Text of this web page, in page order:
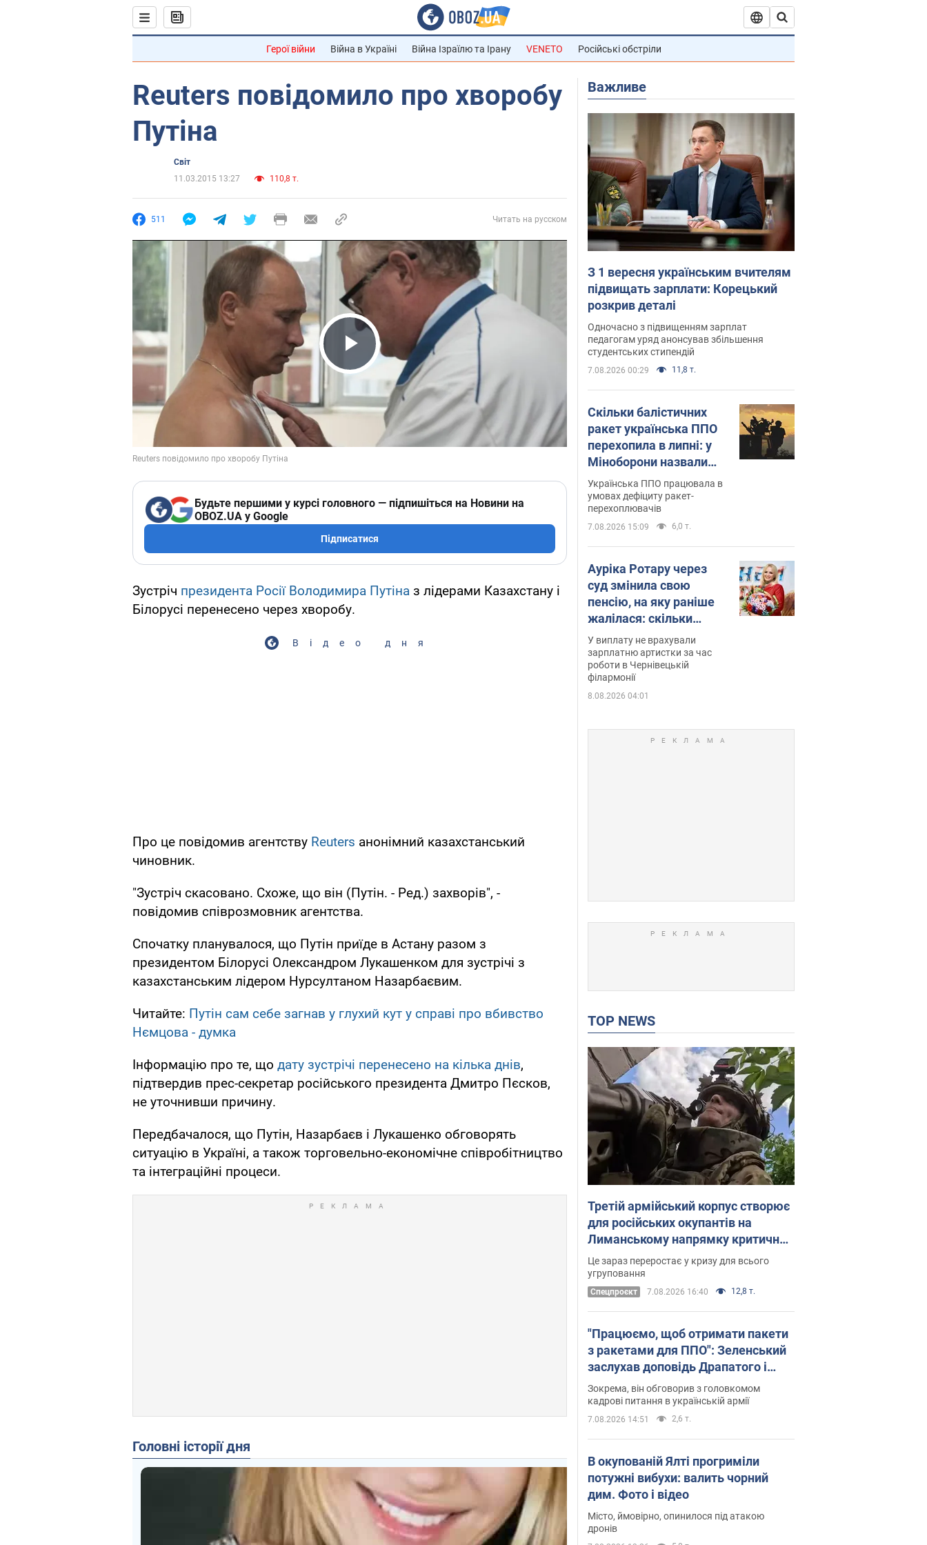
Герої війни Війна в Україні Війна Ізраїлю та Ірану VENETO Російські обстріли
Reuters повідомило про хворобу
Путіна
Світ
11.03.2015 13:27
110,8 т.
511 Читать на русском
Play Video
Будьте першими у курсі головного — підпишіться на Новини на
OBOZ.UA у Google
Підписатися
Зустріч президента Росії Володимира Путіна з лідерами Казахстану і
Білорусі перенесено через хворобу.
Відео дня
Про це повідомив агентству Reuters анонімний казахстанський
чиновник.
"Зустріч скасовано. Схоже, що він (Путін. - Ред.) захворів", -
повідомив співрозмовник агентства.
Спочатку планувалося, що Путін приїде в Астану разом з
президентом Білорусі Олександром Лукашенком для зустрічі з
казахстанським лідером Нурсултаном Назарбаєвим.
Читайте: Путін сам себе загнав у глухий кут у справі про вбивство
Нємцова - думка
Інформацію про те, що дату зустрічі перенесено на кілька днів,
підтвердив прес-секретар російського президента Дмитро Пєсков,
не уточнивши причину.
Передбачалося, що Путін, Назарбаєв і Лукашенко обговорять
ситуацію в Україні, а також торговельно-економічне співробітництво
та інтеграційні процеси.
Головні історії дня
Важливе
З 1 вересня українським вчителям
підвищать зарплати: Корецький
розкрив деталі
Одночасно з підвищенням зарплат
педагогам уряд анонсував збільшення
студентських стипендій
7.08.2026 00:29 11,8 т.
Скільки балістичних
ракет українська ППО
перехопила в липні: у
Міноборони назвали
цифру
Українська ППО працювала в
умовах дефіциту ракет-
перехоплювачів
7.08.2026 15:09 6,0 т.
Ауріка Ротару через
суд змінила свою
пенсію, на яку раніше
жалілася: скільки
отримувала співачка
У виплату не врахували
зарплатню артистки за час
роботи в Чернівецькій
філармонії
8.08.2026 04:01
TOP NEWS
Третій армійський корпус створює
для російських окупантів на
Лиманському напрямку критичний
дискомфорт: як це вдалося
Це зараз переростає у кризу для всього
угруповання
Cпецпроєкт 7.08.2026 16:40 12,8 т.
"Працюємо, щоб отримати пакети
з ракетами для ППО": Зеленський
заслухав доповідь Драпатого і
анонсував нові кроки
Зокрема, він обговорив з головкомом
кадрові питання в українській армії
7.08.2026 14:51 2,6 т.
В окупованій Ялті прогриміли
потужні вибухи: валить чорний
дим. Фото і відео
Місто, ймовірно, опинилося під атакою
дронів